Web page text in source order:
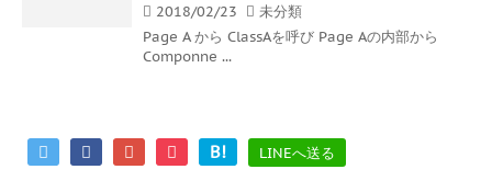
2018/02/23
未分類
Page A から ClassAを呼び Page Aの内部から
Componne ...
B! LINEへ送る